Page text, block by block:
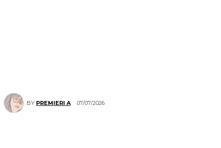
BY PREMIERI A 07/07/2026